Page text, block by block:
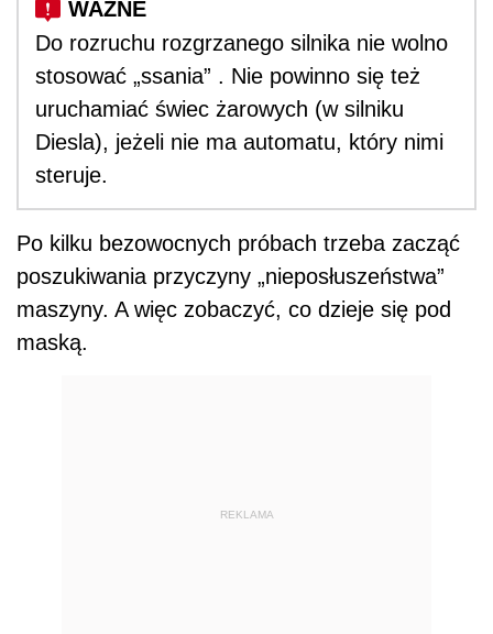
Do rozruchu rozgrzanego silnika nie wolno
stosować „ssania” . Nie powinno się też
uruchamiać świec żarowych (w silniku
Diesla), jeżeli nie ma automatu, który nimi
steruje.
Po kilku bezowocnych próbach trzeba zacząć
poszukiwania przyczyny „nieposłuszeństwa”
maszyny. A więc zobaczyć, co dzieje się pod
maską.
REKLAMA